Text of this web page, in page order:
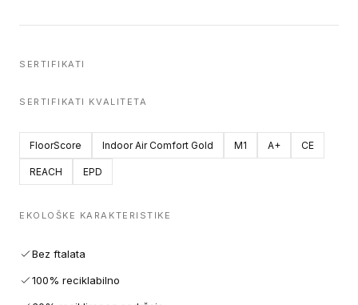
SERTIFIKATI
SERTIFIKATI KVALITETA
FloorScore Indoor Air Comfort Gold M1 A+ CE
REACH EPD
EKOLOŠKE KARAKTERISTIKE
Bez ftalata
100% reciklabilno